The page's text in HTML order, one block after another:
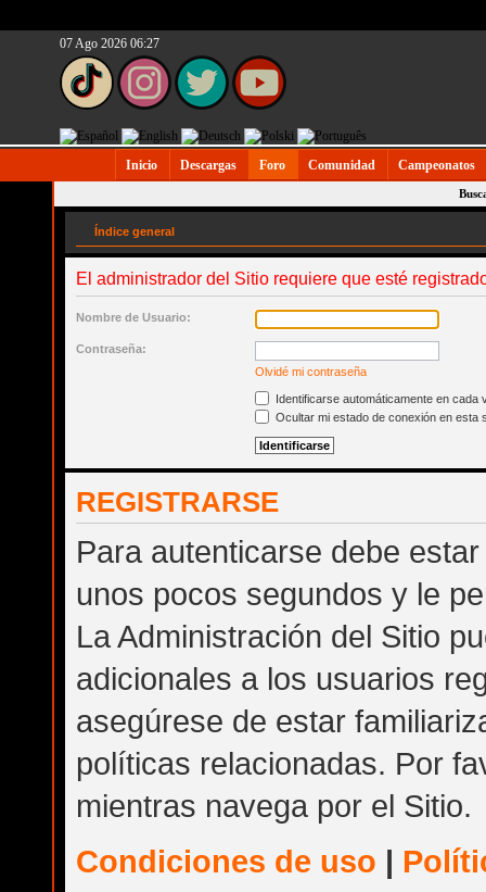
07 Ago 2026 06:27
Inicio Descargas Foro Comunidad Campeonatos
Índice general
El administrador del Sitio requiere que esté
Nombre de Usuario:
Contraseña:
Olvidé mi contraseña
Identificarse automáticamente en cada
Ocultar mi estado de conexión en esta
REGISTRARSE
Para autenticarse debe
unos pocos segundos y le
La Administración del Sitio
adicionales a los usuarios
asegúrese de estar
políticas relacionadas. Por
mientras navega por el Sitio.
Condiciones de uso |